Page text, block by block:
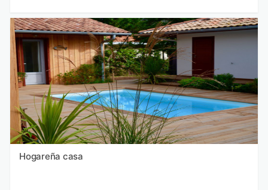
Hogareña casa